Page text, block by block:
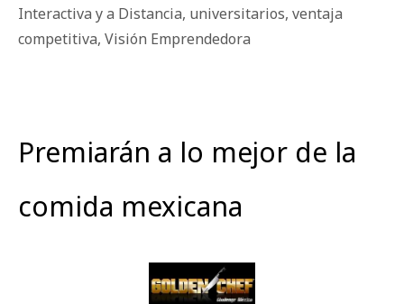
Interactiva y a Distancia, universitarios, ventaja
competitiva, Visión Emprendedora
Premiarán a lo mejor de la
comida mexicana